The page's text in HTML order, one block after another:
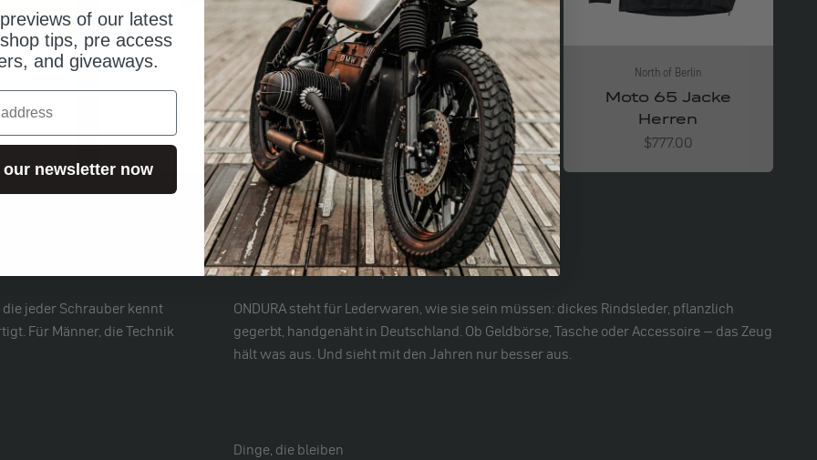
North of Berlin
Dryzone
Handschuhe Herren
Angebot
$110.00
North of Berlin
Desert Rider Jacke
Herren
Angebot
$444.00
North of Berlin
Moto 65 Jacke
Herren
Angebot
$777.00
die jeder Schrauber kennt
Für Männer, die Technik
Echtes Leder. Keine Kompromisse.
ONDURA steht für Lederwaren, wie sie sein müssen: dickes Rindsleder, pflanzlich
gegerbt, handgenäht in Deutschland. Ob Geldbörse, Tasche oder Accessoire – das Zeug
hält was aus. Und sieht mit den Jahren nur besser aus.
Dinge, die bleiben
of our latest
tips, pre access
and giveaways.
newsletter now